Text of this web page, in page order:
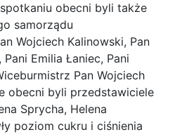
obecni byli także
samorządu
Wojciech Kalinowski, Pan
Pani Emilia Łaniec, Pani
Pan Wojciech
obecni byli przedstawiciele
Sprycha, Helena
poziom cukru i ciśnienia